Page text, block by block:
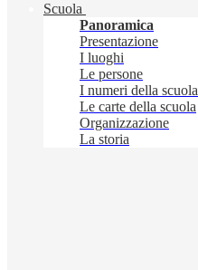
Scuola
Panoramica
Presentazione
I luoghi
Le persone
I numeri della scuola
Le carte della scuola
Organizzazione
La storia